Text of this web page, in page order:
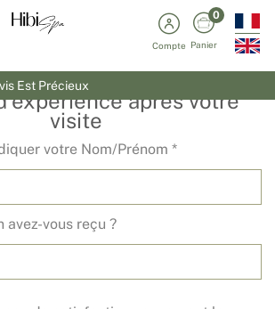
Compte
0
Panier
Est Précieuxravis de lire votre
après votre
visite
votre Nom/Prénom *
vous reçu ?